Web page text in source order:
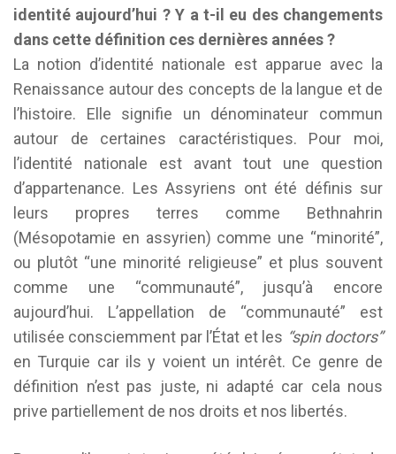
identité aujourd’hui ? Y a t-il eu des changements
dans cette définition ces dernières années ?
La notion d’identité nationale est apparue avec la
Renaissance autour des concepts de la langue et de
l’histoire. Elle signifie un dénominateur commun
autour de certaines caractéristiques. Pour moi,
l’identité nationale est avant tout une question
d’appartenance. Les Assyriens ont été définis sur
leurs propres terres comme Bethnahrin
(Mésopotamie en assyrien) comme une “minorité”,
ou plutôt “une minorité religieuse” et plus souvent
comme une “communauté”, jusqu’à encore
aujourd’hui. L’appellation de “communauté” est
utilisée consciemment par l’État et les “spin doctors”
en Turquie car ils y voient un intérêt. Ce genre de
définition n’est pas juste, ni adapté car cela nous
prive partiellement de nos droits et nos libertés.